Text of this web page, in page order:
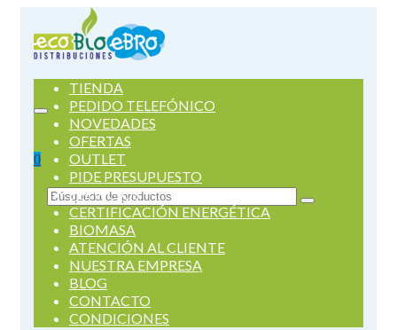
0
Buscar
por:
TIENDA
PEDIDO TELEFÓNICO
NOVEDADES
OFERTAS
OUTLET
PIDE PRESUPUESTO
SERVICIOS
CERTIFICACIÓN ENERGÉTICA
BIOMASA
ATENCIÓN AL CLIENTE
NUESTRA EMPRESA
BLOG
CONTACTO
CONDICIONES